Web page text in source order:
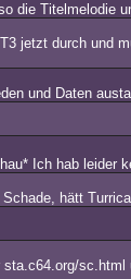
die Titelmelodie
jetzt durch
und Daten
Ich hab leider
hätt